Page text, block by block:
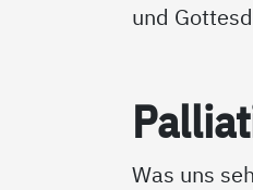
und
Was uns